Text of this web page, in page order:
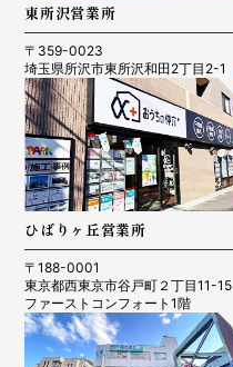
東所沢営業所
〒359-0023
埼玉県所沢市東所沢和田2丁目2-1
ひばりヶ丘営業所
〒188-0001
東京都西東京市谷戸町２丁目11-15
ファーストコンフォート1階